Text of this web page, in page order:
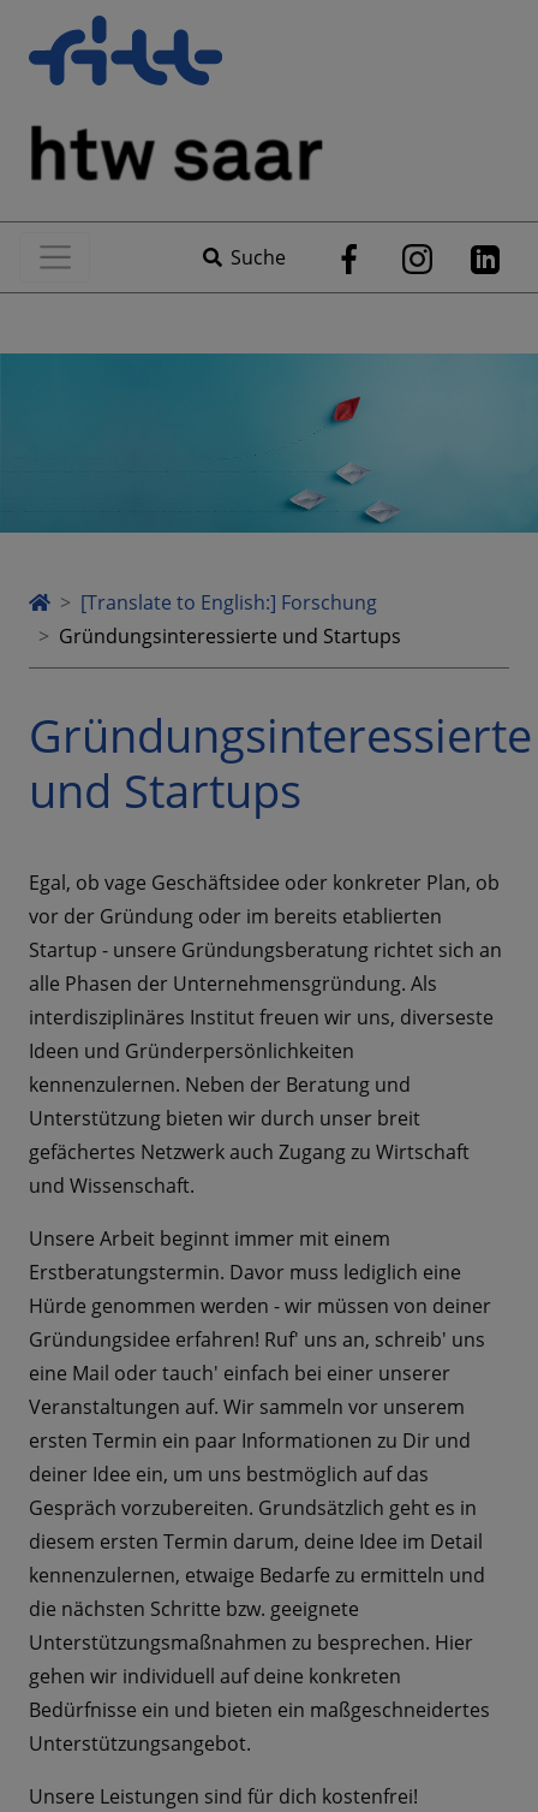
Suche
[Translate to English:] Forschung
Gründungsinteressierte und Startups
Gründungsinteressierte
und Startups
Egal, ob vage Geschäftsidee oder konkreter Plan, ob
vor der Gründung oder im bereits etablierten
Startup - unsere Gründungsberatung richtet sich an
alle Phasen der Unternehmensgründung. Als
interdisziplinäres Institut freuen wir uns, diverseste
Ideen und Gründerpersönlichkeiten
kennenzulernen. Neben der Beratung und
Unterstützung bieten wir durch unser breit
gefächertes Netzwerk auch Zugang zu Wirtschaft
und Wissenschaft.
Unsere Arbeit beginnt immer mit einem
Erstberatungstermin. Davor muss lediglich eine
Hürde genommen werden - wir müssen von deiner
Gründungsidee erfahren! Ruf' uns an, schreib' uns
eine Mail oder tauch' einfach bei einer unserer
Veranstaltungen auf. Wir sammeln vor unserem
ersten Termin ein paar Informationen zu Dir und
deiner Idee ein, um uns bestmöglich auf das
Gespräch vorzubereiten. Grundsätzlich geht es in
diesem ersten Termin darum, deine Idee im Detail
kennenzulernen, etwaige Bedarfe zu ermitteln und
die nächsten Schritte bzw. geeignete
Unterstützungsmaßnahmen zu besprechen. Hier
gehen wir individuell auf deine konkreten
Bedürfnisse ein und bieten ein maßgeschneidertes
Unterstützungsangebot.
Unsere Leistungen sind für dich kostenfrei!